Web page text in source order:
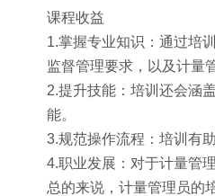
课程收益
1.掌握专业知识：通过培
监督管理要求，以及计量
2.提升技能：培训还会涵
能。
3.规范操作流程：培训有
4.职业发展：对于计量管
总的来说，计量管理员的